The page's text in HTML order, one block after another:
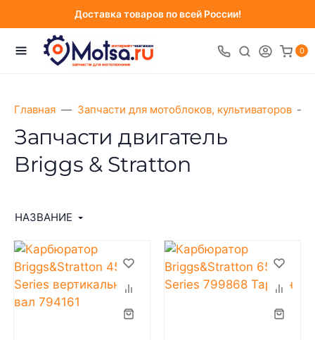
Доставка товаров по всей России!
0
Главная Запчасти для мотоблоков, культиваторов
Запчасти двигатель
Briggs & Stratton
НАЗВАНИЕ